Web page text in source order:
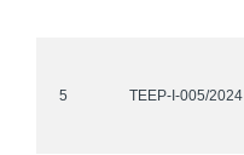
5 TEEP-I-005/2024